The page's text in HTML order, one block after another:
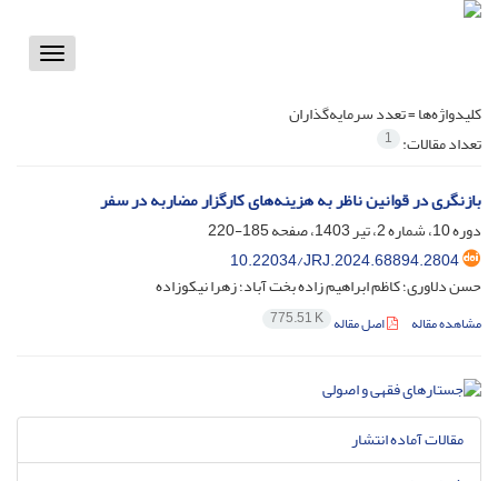
Toggle
کلیدواژه‌ها =تعدد سرمایه‌گذاران
تعداد مقالات: 1
بازنگری در قوانین ناظر به هزینه‌های کارگزار مضاربه در سفر
دوره 10، شماره 2، تیر 1403، صفحه
185-220
10.22034/JRJ.2024.68894.2804
حسن دلاوری؛ کاظم ابراهیم زاده بخت آباد؛ زهرا نیکوزاده
مشاهده مقاله اصل مقاله 775.51 K
مقالات آماده انتشار